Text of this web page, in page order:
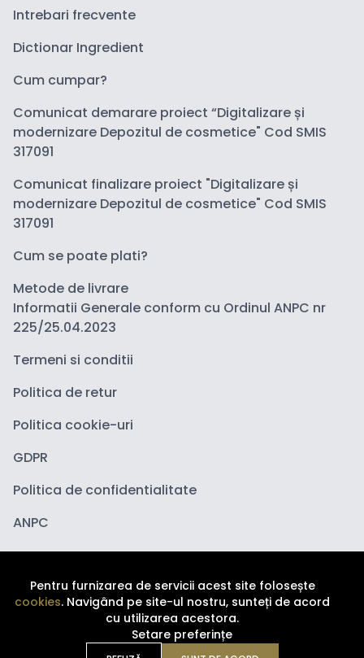
Intrebari frecvente
Dictionar Ingredient
Cum cumpar?
Comunicat demarare proiect “Digitalizare și
modernizare Depozitul de cosmetice" Cod SMIS
317091
Comunicat finalizare proiect "Digitalizare și
modernizare Depozitul de cosmetice" Cod SMIS
317091
Cum se poate plati?
Metode de livrare
Informatii Generale conform cu Ordinul ANPC nr
225/25.04.2023
Termeni si conditii
Politica de retur
Politica cookie-uri
GDPR
Politica de confidentialitate
ANPC
Copyright ©2026Depozituldecosmetice.ro. Toate
Pentru furnizarea de servicii acest site folosește
cookies. Navigând pe site-ul nostru, sunteți de acord
cu utilizarea acestora.
Setare preferințe